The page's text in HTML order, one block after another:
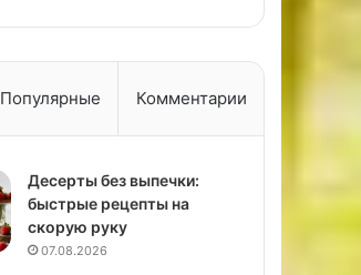
Популярные Комментарии
Десерты без выпечки:
быстрые рецепты на
скорую руку
07.08.2026